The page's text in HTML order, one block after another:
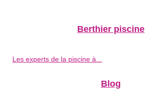
Berthier piscine
Les experts de la piscine à...
Blog